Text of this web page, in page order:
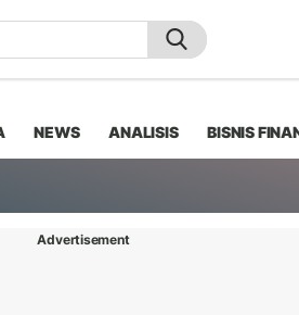
NEWS ANALISIS BISNIS
Advertisement